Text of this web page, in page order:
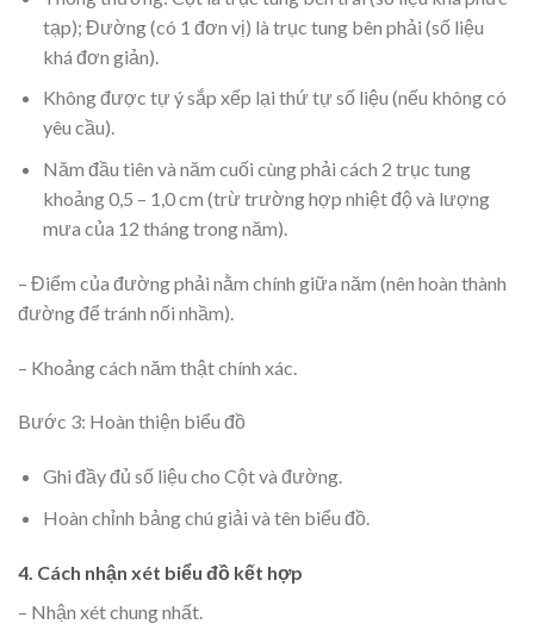
tạp); Đường (có 1 đơn vị) là trục tung bên phải (số liệu
khá đơn giản).
Không được tự ý sắp xếp lại thứ tự số liệu (nếu không có
yêu cầu).
Năm đầu tiên và năm cuối cùng phải cách 2 trục tung
khoảng 0,5 – 1,0 cm (trừ trường hợp nhiệt độ và lượng
mưa của 12 tháng trong năm).
– Điểm của đường phải nằm chính giữa năm (nên hoàn thành
đường để tránh nối nhầm).
– Khoảng cách năm thật chính xác.
Bước 3: Hoàn thiện biểu đồ
Ghi đầy đủ số liệu cho Cột và đường.
Hoàn chỉnh bảng chú giải và tên biểu đồ.
4. Cách nhận xét biểu đồ kết hợp
– Nhận xét chung nhất.